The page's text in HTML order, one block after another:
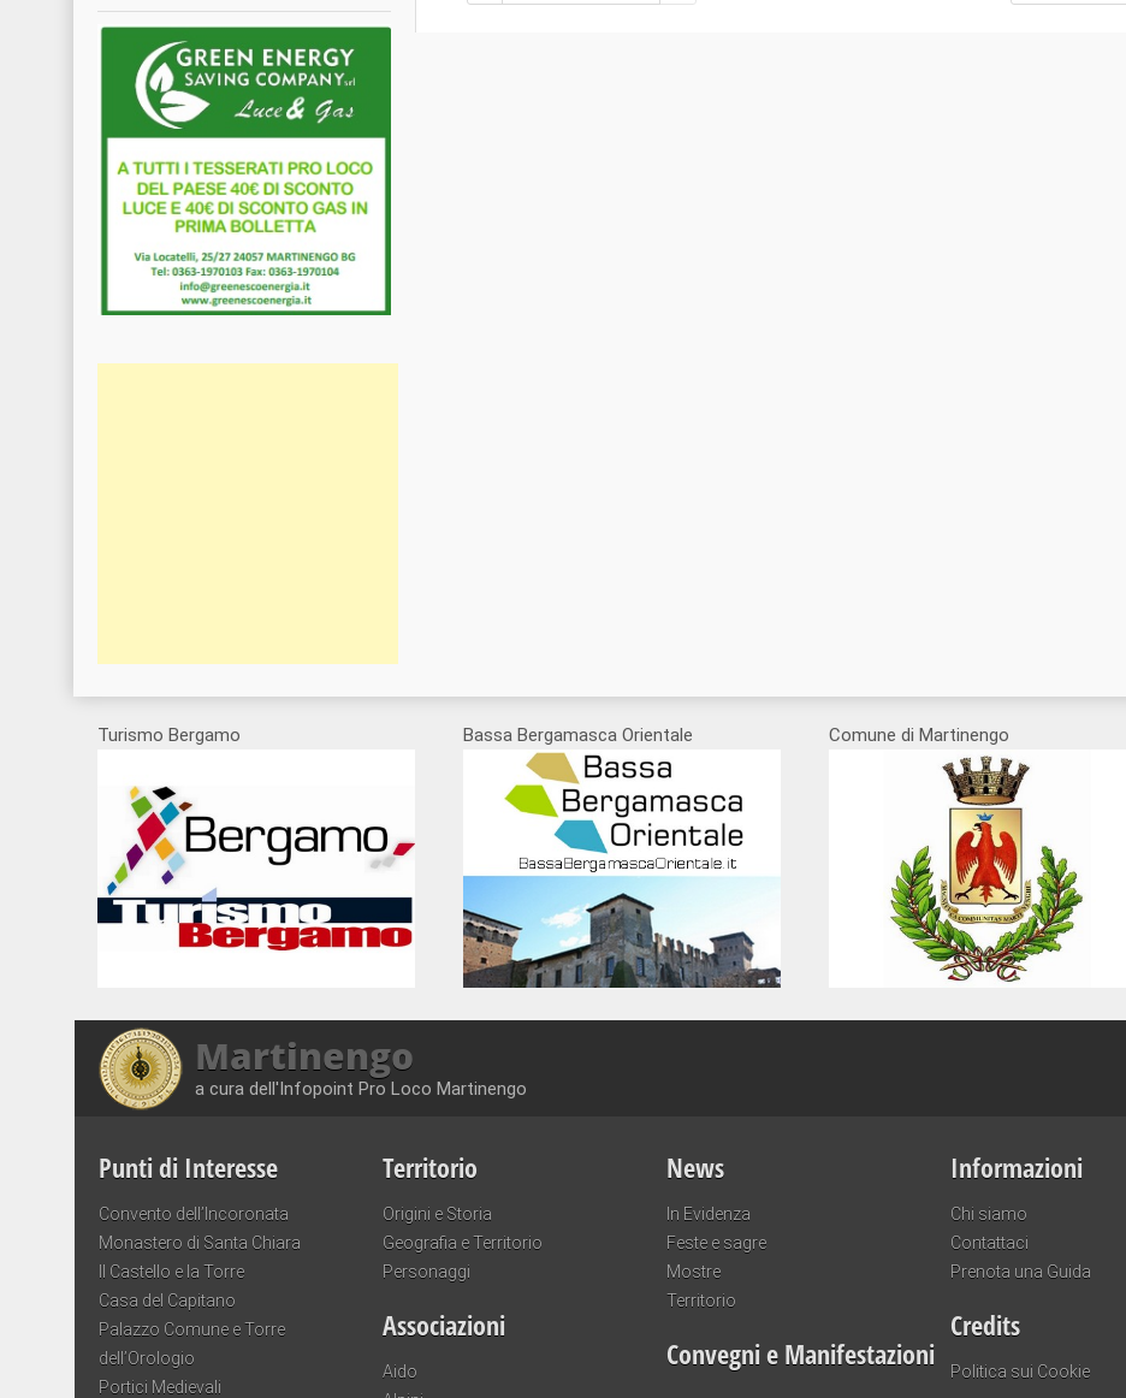
Turismo Bergamo Bassa Bergamasca Orientale Comune di Martinengo
Martinengo
a cura dell'Infopoint Pro Loco Martinengo
Punti di Interesse
Convento dell’Incoronata
Monastero di Santa Chiara
Il Castello e la Torre
Casa del Capitano
Palazzo Comune e Torre
dell’Orologio
Portici Medievali
Territorio
Origini e Storia
Geografia e Territorio
Personaggi
Associazioni
Aido
News
In Evidenza
Feste e sagre
Mostre
Territorio
Convegni e Manifestazioni
Informazioni
Chi siamo
Contattaci
Prenota una Guida
Credits
Politica sui Cookie